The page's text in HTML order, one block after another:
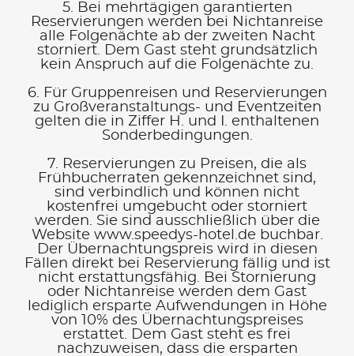
5. Bei mehrtägigen garantierten
Reservierungen werden bei Nichtanreise
alle Folgenächte ab der zweiten Nacht
storniert. Dem Gast steht grundsätzlich
kein Anspruch auf die Folgenächte zu.
6. Für Gruppenreisen und Reservierungen
zu Großveranstaltungs- und Eventzeiten
gelten die in Ziffer H. und I. enthaltenen
Sonderbedingungen.
7. Reservierungen zu Preisen, die als
Frühbucherraten gekennzeichnet sind,
sind verbindlich und können nicht
kostenfrei umgebucht oder storniert
werden. Sie sind ausschließlich über die
Website www.speedys-hotel.de buchbar.
Der Übernachtungspreis wird in diesen
Fällen direkt bei Reservierung fällig und ist
nicht erstattungsfähig. Bei Stornierung
oder Nichtanreise werden dem Gast
lediglich ersparte Aufwendungen in Höhe
von 10% des Übernachtungspreises
erstattet. Dem Gast steht es frei
nachzuweisen, dass die ersparten